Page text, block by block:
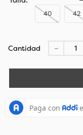
40 42
Cantidad －